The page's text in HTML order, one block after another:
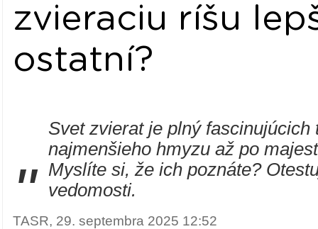
zvieraciu ríšu
ostatní?
"
Svet zvierat je plný fascinujúcich
najmenšieho hmyzu až po
Myslíte si, že ich poznáte?
vedomosti.
TASR, 29. septembra 2025 12:52